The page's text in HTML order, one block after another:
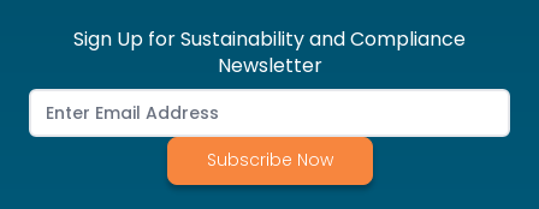
Sign Up for Sustainability and Compliance
Newsletter
Subscribe Now